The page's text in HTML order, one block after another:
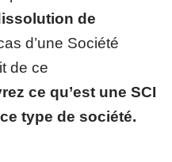
de
d’une Société
de ce
ce qu’est une SCI
type de société.